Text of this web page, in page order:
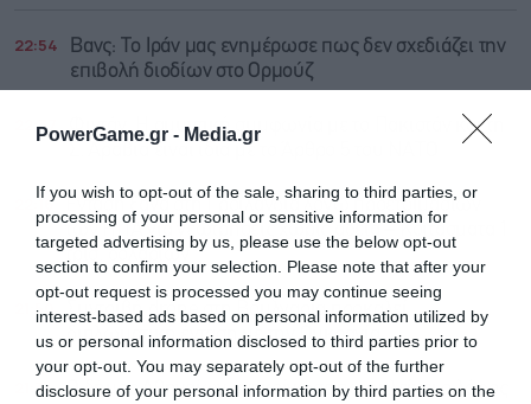
PowerGame.gr - Media.gr
If you wish to opt-out of the sale, sharing to third parties, or
processing of your personal or sensitive information for
targeted advertising by us, please use the below opt-out
section to confirm your selection. Please note that after your
opt-out request is processed you may continue seeing
interest-based ads based on personal information utilized by
us or personal information disclosed to third parties prior to
your opt-out. You may separately opt-out of the further
disclosure of your personal information by third parties on the
22:54
Βανς: Το Ιράν μας ενημέρωσε πως δεν σχεδιάζει την
επιβολή διοδίων στο Ορμούζ
22:37
Φιντάν: Η αμυντική συμφωνία με το Πακιστάν και τη
Σ. Αραβία είναι ίδια με τo Άρθρο 5 του ΝΑΤΟ
22:16
Ένταση ξανά στη Γροιλανδία λόγω προετοιμασιών
των ΗΠΑ για γεωτρήσεις χωρίς άδεια – Κοιτάσματα 1
τρισ. δολαρίων
21:50
Συντριβή drone στη Βουλγαρία προκαλεί
διπλωματική ένταση με την Ουκρανία
21:34 Ο δήμος Αθηναίων ανακοίνωσε πως κλείνει ο λόφος